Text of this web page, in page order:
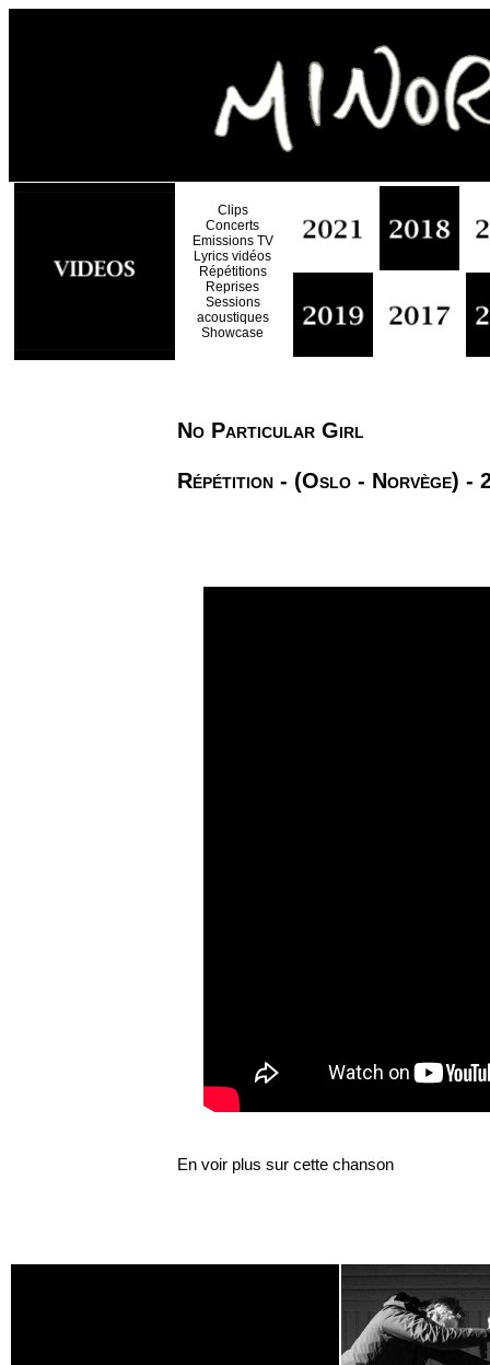
Clips
Concerts
Emissions TV
Lyrics vidéos
Répétitions
Reprises
Sessions
acoustiques
Showcase
No Particular Girl
Répétition - (Oslo - Norvège) -
En voir plus sur cette chanson